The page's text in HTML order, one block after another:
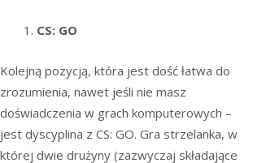
CS: GO
Kolejną pozycją, która jest dość łatwa do
zrozumienia, nawet jeśli nie masz
doświadczenia w grach komputerowych –
jest dyscyplina z CS: GO. Gra strzelanka, w
której dwie drużyny (zazwyczaj składające